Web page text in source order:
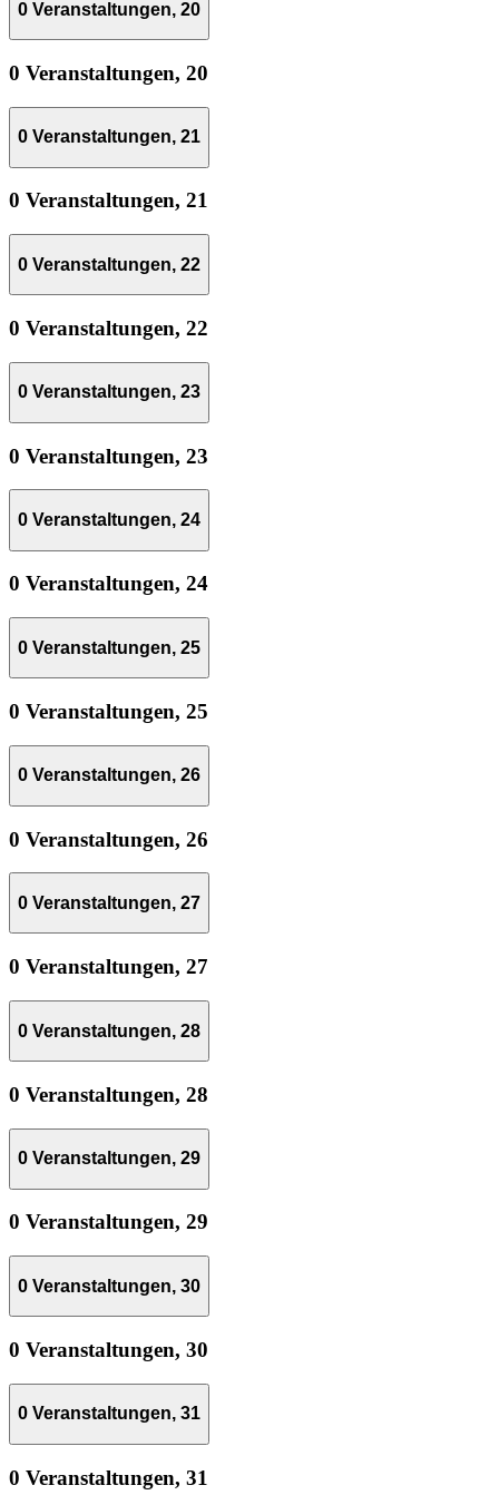
0 Veranstaltungen, 20
0 Veranstaltungen, 20
0 Veranstaltungen, 21
0 Veranstaltungen, 21
0 Veranstaltungen, 22
0 Veranstaltungen, 22
0 Veranstaltungen, 23
0 Veranstaltungen, 23
0 Veranstaltungen, 24
0 Veranstaltungen, 24
0 Veranstaltungen, 25
0 Veranstaltungen, 25
0 Veranstaltungen, 26
0 Veranstaltungen, 26
0 Veranstaltungen, 27
0 Veranstaltungen, 27
0 Veranstaltungen, 28
0 Veranstaltungen, 28
0 Veranstaltungen, 29
0 Veranstaltungen, 29
0 Veranstaltungen, 30
0 Veranstaltungen, 30
0 Veranstaltungen, 31
0 Veranstaltungen, 31